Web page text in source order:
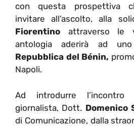
con questa prospettiva
invitare all’ascolto, alla
Fiorentino attraverso le
antologia aderirà ad
Repubblica del Bénin,
Napoli.
Ad introdurre
giornalista, Dott. Domenico
di Comunicazione, dalla